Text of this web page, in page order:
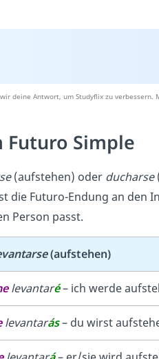
deine Antwort, um Studyflix zu verbessern.
Futuro Simple
(aufstehen) oder ducharse
die Futuro-Endung an den
Person passt.
(aufstehen)
levantaré– ich werde
levantarás– du wirst